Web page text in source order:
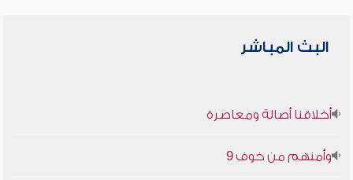
البث المباشر
أخلاقنا أصالة ومعاصرة
وأمنهم من خوف 9